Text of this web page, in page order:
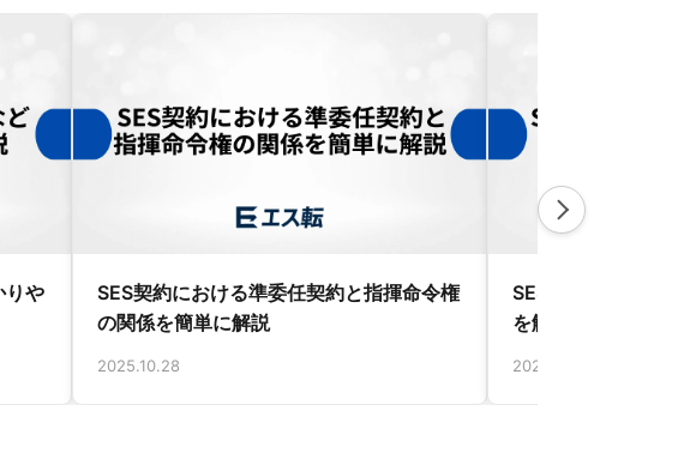
りや
SES契約における準委任契約と指揮命令権
の関係を簡単に解説
2025.10.28
SESの契約更新を断
を解説
2025.11.13